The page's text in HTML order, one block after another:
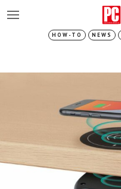
HOW-TO NEWS